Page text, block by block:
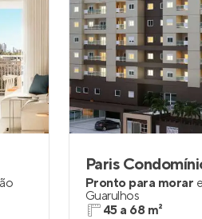
Paris
Pronto para morar
Guarulhos
45 a 68 m²